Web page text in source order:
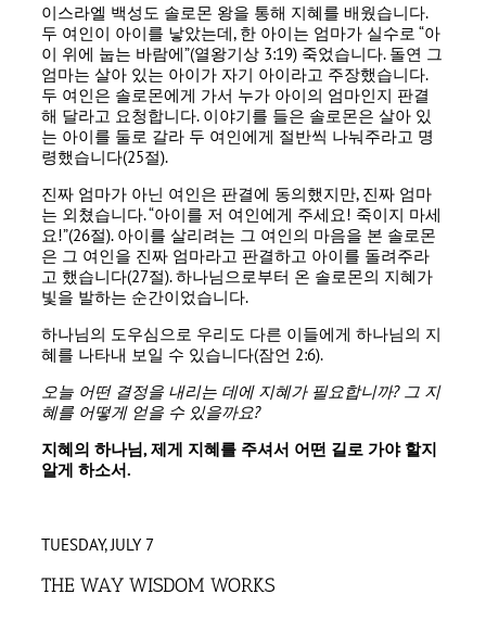
이스라엘 백성도 솔로몬 왕을 통해 지혜를 배웠습니다.
두 여인이 아이를 낳았는데, 한 아이는 엄마가 실수로 “아
이 위에 눕는 바람에”(열왕기상 3:19) 죽었습니다. 돌연 그
엄마는 살아 있는 아이가 자기 아이라고 주장했습니다.
두 여인은 솔로몬에게 가서 누가 아이의 엄마인지 판결
해 달라고 요청합니다. 이야기를 들은 솔로몬은 살아 있
는 아이를 둘로 갈라 두 여인에게 절반씩 나눠주라고 명
령했습니다(25절).
진짜 엄마가 아닌 여인은 판결에 동의했지만, 진짜 엄마
는 외쳤습니다. “아이를 저 여인에게 주세요! 죽이지 마세
요!”(26절). 아이를 살리려는 그 여인의 마음을 본 솔로몬
은 그 여인을 진짜 엄마라고 판결하고 아이를 돌려주라
고 했습니다(27절). 하나님으로부터 온 솔로몬의 지혜가
빛을 발하는 순간이었습니다.
하나님의 도우심으로 우리도 다른 이들에게 하나님의 지
혜를 나타내 보일 수 있습니다(잠언 2:6).
오늘 어떤 결정을 내리는 데에 지혜가 필요합니까? 그 지
혜를 어떻게 얻을 수 있을까요?
지혜의 하나님, 제게 지혜를 주셔서 어떤 길로 가야 할지
알게 하소서.
TUESDAY, JULY 7
THE WAY WISDOM WORKS